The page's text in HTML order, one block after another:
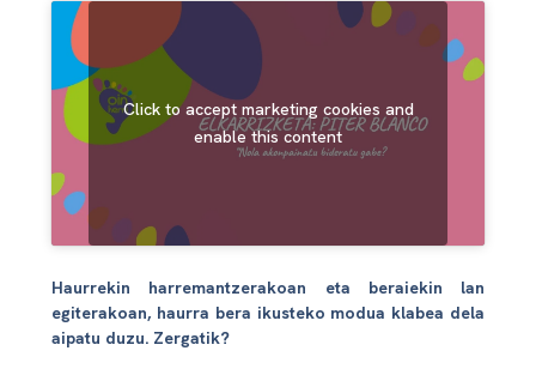
Click to accept marketing cookies and
enable this content
Haurrekin harremantzerakoan eta beraiekin lan
egiterakoan, haurra bera ikusteko modua klabea dela
aipatu duzu. Zergatik?